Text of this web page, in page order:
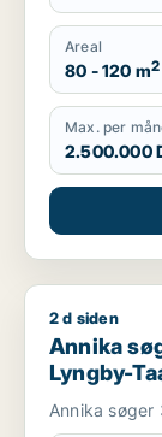
Areal
80 - 120 m2
Max. per
2.500.000
Annika søger
2 d siden
Annika
Lyngby-
Annika søger